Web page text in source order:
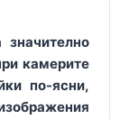
значително
камерите
по-ясни,